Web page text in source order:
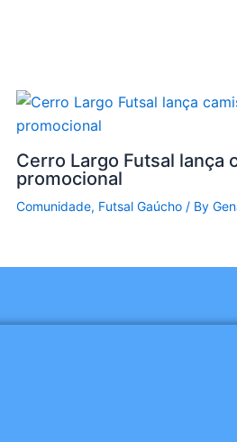
Cerro Largo Futsal lança
promocional
Comunidade, Futsal Gaúcho / By